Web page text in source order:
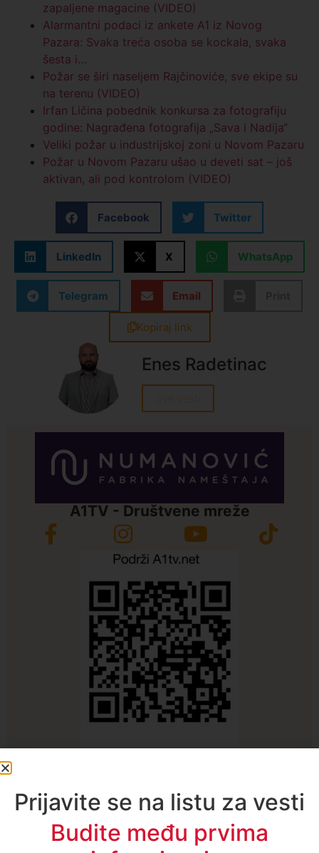
zapaljene magacine (VIDEO)
Alarmantni podaci iz ankete A1 iz Novog
Pazara: Svaka treća osoba se kockala, svaka
šesta i…
Požar se širi naseljem Rajčinoviće, sve ekipe su
na terenu (VIDEO)
Irfan Ličina pobednik konkursa za fotografiju
godine: Nagrađena fotografija „Sava i Nadija“
Veliki požar u industrijskoj zoni u Novom Pazaru
Požar u Novom Pazaru ušao u deveti sat – još
aktivan, ali pod kontrolom (VIDEO)
Facebook Twitter
LinkedIn X WhatsApp
Telegram Email
Kopiraj link
Enes Radetinac
Sve vesti
A1TV - Društvene mreže
Prijavite se na listu za vesti
Budite među prvima